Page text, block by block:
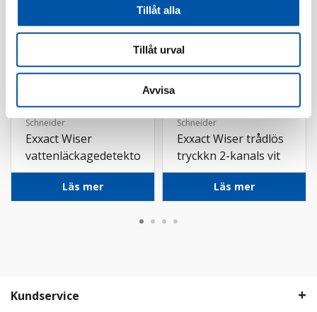
Tillåt alla
Tillåt urval
Avvisa
Schneider
Exxact Wiser
vattenläckagedetektor
vit
Läs mer
Schneider
Exxact Wiser trådlös
tryckkn 2-kanals vit
Läs mer
Kundservice